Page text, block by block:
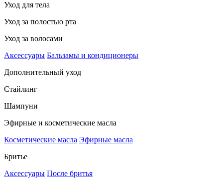
Уход для тела
Уход за полостью рта
Уход за волосами
Аксессуары Бальзамы и кондиционеры
Дополнительный уход
Стайлинг
Шампуни
Эфирные и косметические масла
Косметические масла Эфирные масла
Бритье
Аксессуары После бритья